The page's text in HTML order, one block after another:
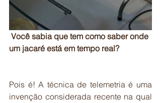
Você sabia que tem como saber onde
um jacaré está em tempo real?
Pois é! A técnica de telemetria é uma
invenção considerada recente na qual